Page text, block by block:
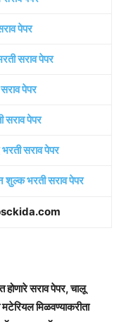
पेपर
सराव पेपर
सराव पेपर
सराव पेपर
भरती सराव पेपर
शुल्क भरती सराव पेपर
होणारे सराव पेपर, चालू
मिळवण्याकरीता